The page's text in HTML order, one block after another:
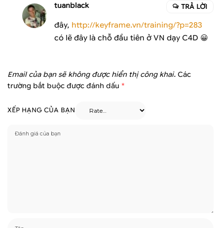
tuanblack
đây, http://keyframe.vn/training/?p=283
có lẽ đây là chỗ đầu tiên ở VN dạy C4D 😀
TRẢ LỜI
Email của bạn sẽ không được hiển thị công khai. Các
trường bắt buộc được đánh dấu *
XẾP HẠNG CỦA BẠN